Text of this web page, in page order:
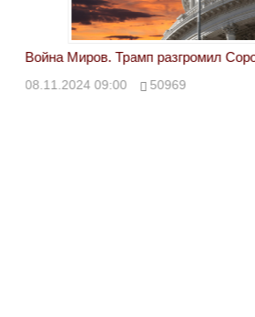
Война Миров. Трамп разгромил
08.11.2024 09:00 50969